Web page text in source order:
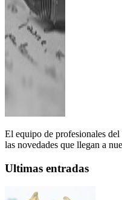
El equipo de profesionales
las novedades que llegan a
Ultimas entradas